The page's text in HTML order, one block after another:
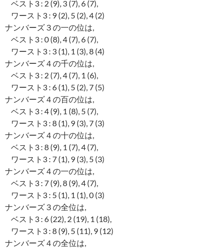
ベスト3 : 2 (9), 3 (7), 6 (7),
ワースト3 : 9 (2), 5 (2), 4 (2)
ナンバーズ３の一の位は,
ベスト3 : 0 (8), 4 (7), 6 (7),
ワースト3 : 3 (1), 1 (3), 8 (4)
ナンバーズ４の千の位は,
ベスト3 : 2 (7), 4 (7), 1 (6),
ワースト3 : 6 (1), 5 (2), 7 (5)
ナンバーズ４の百の位は,
ベスト3 : 4 (9), 1 (8), 5 (7),
ワースト3 : 8 (1), 9 (3), 7 (3)
ナンバーズ４の十の位は,
ベスト3 : 8 (9), 1 (7), 4 (7),
ワースト3 : 7 (1), 9 (3), 5 (3)
ナンバーズ４の一の位は,
ベスト3 : 7 (9), 8 (9), 4 (7),
ワースト3 : 5 (1), 1 (1), 0 (3)
ナンバーズ３の全位は,
ベスト3 : 6 (22), 2 (19), 1 (18),
ワースト3 : 8 (9), 5 (11), 9 (12)
ナンバーズ４の全位は,